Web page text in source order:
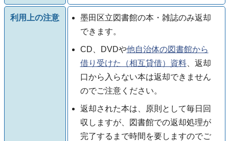
利用上の注意
墨田区立図書館の本・雑誌のみ返却
できます。
CD、DVDや他自治体の図書館から
借り受けた（相互貸借）資料、返却
口から入らない本は返却できません
のでご注意ください。
返却された本は、原則として毎日回
収しますが、図書館での返却処理が
完了するまで時間を要しますのでご